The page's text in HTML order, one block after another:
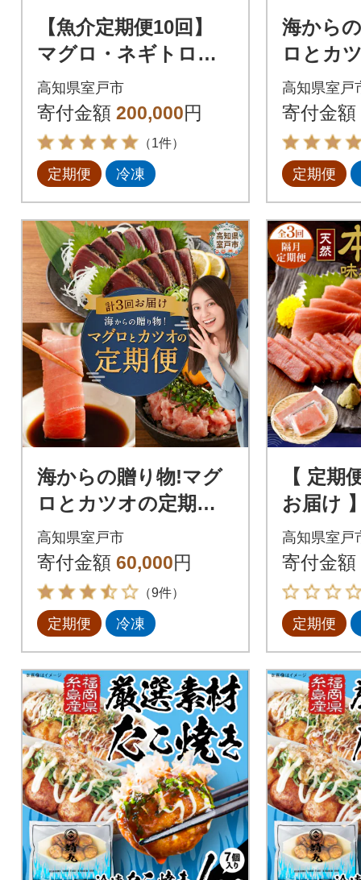
【魚介定期便10回】
マグロ・ネギトロ・
かつおのたたき・魚
介類加工品などの海鮮
セット定期便 訳あり
高知県室戸市
寄付金額 200,000円
（1件）
定期便 冷凍
海から
ロとカ
【5回お
ナ支援
高知県室戸
寄付金額
定期便
海からの贈り物!マグ
ロとカツオの定期便
【3回お届け】
高知県室戸市
寄付金額 60,000円
（9件）
定期便 冷凍
【 定期
お届け
ド産天
わいセ
高知県室戸
寄付金額
定期便